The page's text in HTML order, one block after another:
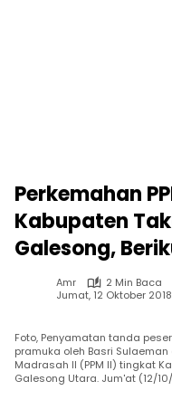
Perkemahan
Kabupaten
Galesong,
Amr
2 Min Baca
Jumat, 12 Oktober 2018
Foto, Penyamatan tanda
pramuka oleh Basri
Madrasah II (PPM II) tingkat
Galesong Utara. Jum'at (12/